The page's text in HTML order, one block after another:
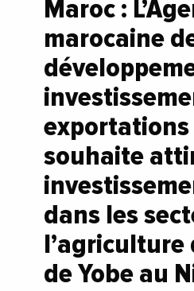
Maroc :
marocaine
exportations
souhaite
dans les
l’agriculture
de Yobe au